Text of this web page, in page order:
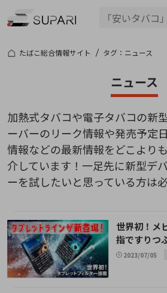
たばこ総合情報サイト タグ：ニュース
ニュース
加熱式タバコや電子タバコの新
ーバーのリーク情報や発売予定
情報などの最新情報をどこより
介しています！一足先に新型デ
ーを試したいと思っている方は
世界初！メ
指ですりつ
2023/07/05